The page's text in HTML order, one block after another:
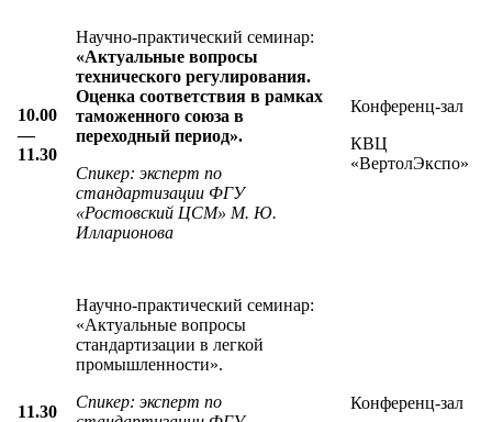
10.00
—
11.30
Научно-практический семинар:
«Актуальные вопросы
технического регулирования.
Оценка соответствия в рамках
таможенного союза в
переходный период».
Спикер: эксперт по
стандартизации ФГУ
«Ростовский ЦСМ» М. Ю.
Илларионова
Конференц-зал
КВЦ
«ВертолЭкспо»
11.30
Научно-практический семинар:
«Актуальные вопросы
стандартизации в легкой
промышленности».
Спикер: эксперт по
Конференц-зал